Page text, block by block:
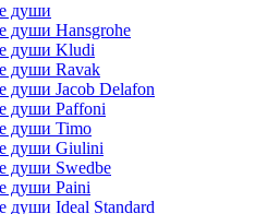
души
души Hansgrohe
души Kludi
души Ravak
души Jacob Delafon
души Paffoni
души Timo
души Giulini
души Swedbe
души Paini
души Ideal Standard